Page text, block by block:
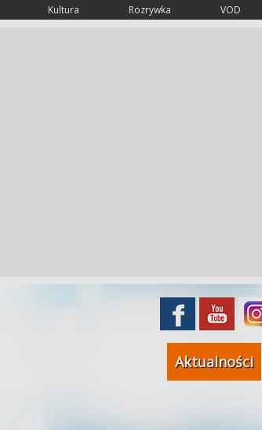
Kultura Rozrywka VOD
Aktualności